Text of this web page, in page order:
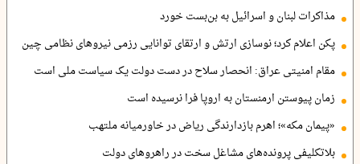
مذاکرات لبنان و اسرائیل به بن‌بست خورد
پکن اعلام کرد؛ نوسازی ارتش و ارتقای توانایی رزمی نیروهای نظامی چین
مقام امنیتی عراق: انحصار سلاح در دست دولت یک سیاست ملی است
زمان پیوستن ارمنستان به اروپا فرا نرسیده است
«پیمان مکه»؛ اهرم بازدارندگی ریاض در خاورمیانه ملتهب
بلاتکلیفی پرونده‌های مشاغل سخت در راهروهای دولت